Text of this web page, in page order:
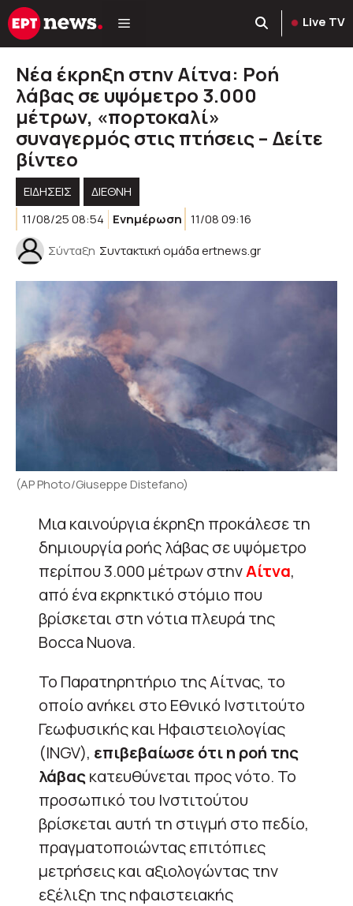
Μετάβαση
σε
Live TV
Νέα έκρηξη στην Αίτνα: Ροή
λάβας σε υψόμετρο 3.000
μέτρων, «πορτοκαλί»
συναγερμός στις πτήσεις – Δείτε
βίντεο
ΕΙΔΗΣΕΙΣ
ΔΙΕΘΝΗ
11/08/25 08:54
Ενημέρωση 11/08 09:16
Σύνταξη Συντακτική ομάδα ertnews.gr
(AP Photo/Giuseppe Distefano)
Μια καινούργια έκρηξη προκάλεσε τη
δημιουργία ροής λάβας σε υψόμετρο
περίπου 3.000 μέτρων στηνΑίτνα,
από ένα εκρηκτικό στόμιο που
βρίσκεται στη νότια πλευρά της
Bocca Nuova.
Το Παρατηρητήριο της Αίτνας, το
οποίο ανήκει στο Εθνικό Ινστιτούτο
Γεωφυσικής και Ηφαιστειολογίας
(INGV), επιβεβαίωσε ότι η ροή της
λάβαςκατευθύνεται προς νότο. Το
προσωπικό του Ινστιτούτου
βρίσκεται αυτή τη στιγμή στο πεδίο,
πραγματοποιώντας επιτόπιες
μετρήσεις και αξιολογώντας την
εξέλιξη της ηφαιστειακής